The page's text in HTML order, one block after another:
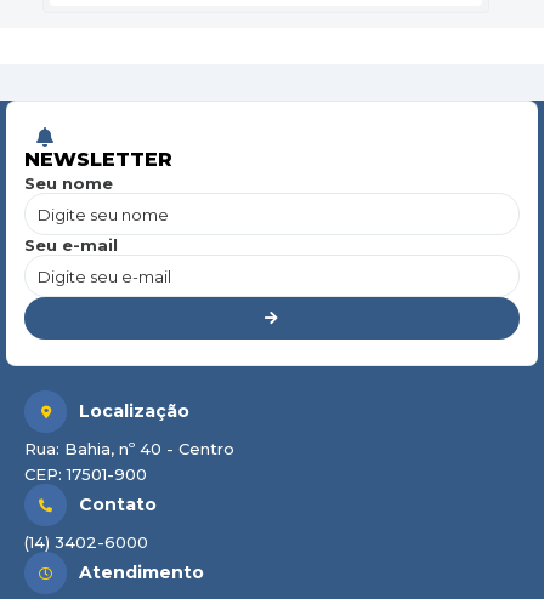
NEWSLETTER
Seu nome
Seu e-mail
Localização
Rua: Bahia, nº 40 - Centro
CEP: 17501-900
Contato
(14) 3402-6000
Atendimento